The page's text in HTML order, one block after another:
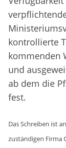
kontrollierte
kommenden
und
ab dem die
fest.
Das Schreiben ist
zuständigen Firma